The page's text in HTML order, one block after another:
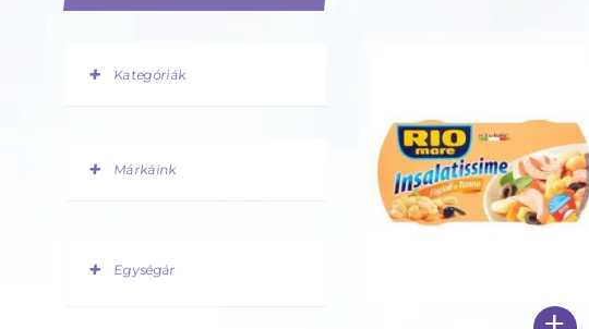
Kategóriák
Márkáink
Egységár